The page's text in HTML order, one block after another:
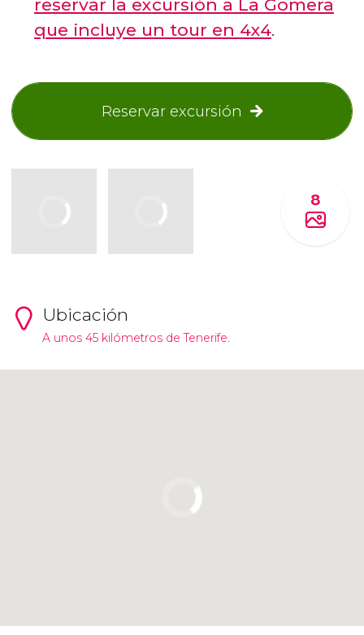
reservar la excursión a La Gomera
que incluye un tour en 4x4.
Reservar excursión
8
Ubicación
A unos 45 kilómetros de Tenerife.